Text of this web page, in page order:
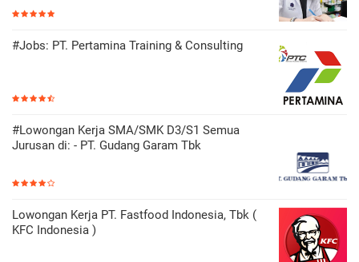
#Jobs: PT. Pertamina Training & Consulting
#Lowongan Kerja SMA/SMK D3/S1 Semua
Jurusan di: - PT. Gudang Garam Tbk
Lowongan Kerja PT. Fastfood Indonesia, Tbk (
KFC Indonesia )